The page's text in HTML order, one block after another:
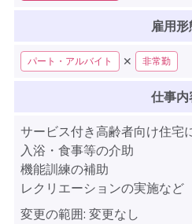
雇用形
パート・アルバイト ✕ 非常勤
仕事内
サービス付き高齢者向け住宅
入浴・食事等の介助
機能訓練の補助
レクリエーションの実施など
変更の範囲: 変更なし